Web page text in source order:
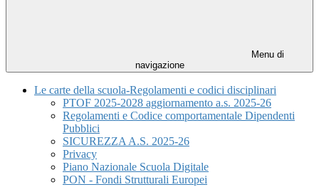
Menu di
navigazione
Le carte della scuola-Regolamenti e codici disciplinari
PTOF 2025-2028 aggiornamento a.s. 2025-26
Regolamenti e Codice comportamentale Dipendenti
Pubblici
SICUREZZA A.S. 2025-26
Privacy
Piano Nazionale Scuola Digitale
PON - Fondi Strutturali Europei